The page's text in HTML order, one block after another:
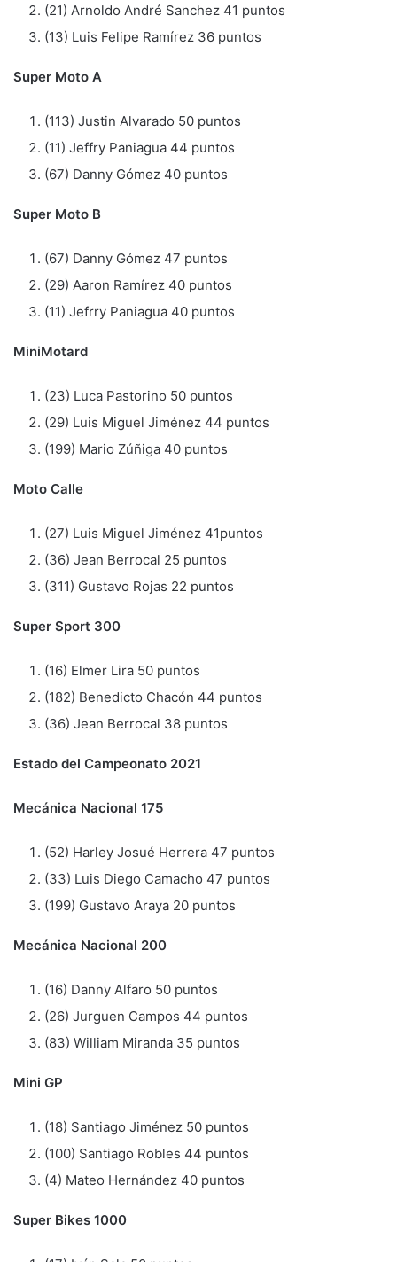
(21) Arnoldo André Sanchez 41 puntos
(13) Luis Felipe Ramírez 36 puntos
Super Moto A
(113) Justin Alvarado 50 puntos
(11) Jeffry Paniagua 44 puntos
(67) Danny Gómez 40 puntos
Super Moto B
(67) Danny Gómez 47 puntos
(29) Aaron Ramírez 40 puntos
(11) Jefrry Paniagua 40 puntos
MiniMotard
(23) Luca Pastorino 50 puntos
(29) Luis Miguel Jiménez 44 puntos
(199) Mario Zúñiga 40 puntos
Moto Calle
(27) Luis Miguel Jiménez 41puntos
(36) Jean Berrocal 25 puntos
(311) Gustavo Rojas 22 puntos
Super Sport 300
(16) Elmer Lira 50 puntos
(182) Benedicto Chacón 44 puntos
(36) Jean Berrocal 38 puntos
Estado del Campeonato 2021
Mecánica Nacional 175
(52) Harley Josué Herrera 47 puntos
(33) Luis Diego Camacho 47 puntos
(199) Gustavo Araya 20 puntos
Mecánica Nacional 200
(16) Danny Alfaro 50 puntos
(26) Jurguen Campos 44 puntos
(83) William Miranda 35 puntos
Mini GP
(18) Santiago Jiménez 50 puntos
(100) Santiago Robles 44 puntos
(4) Mateo Hernández 40 puntos
Super Bikes 1000